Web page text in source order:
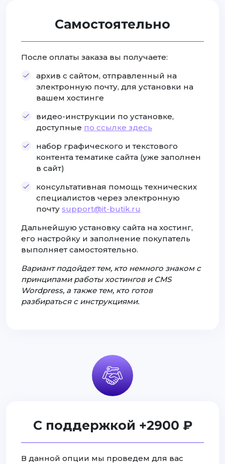
Самостоятельно
После оплаты заказа вы получаете:
архив с сайтом, отправленный на
электронную почту, для установки на
вашем хостинге
видео-инструкции по установке,
доступные по ссылке здесь
набор графического и текстового
контента тематике сайта (уже заполнен
в сайт)
консультативная помощь технических
специалистов через электронную
почту support@it-butik.ru
Дальнейшую установку сайта на хостинг,
его настройку и заполнение покупатель
выполняет самостоятельно.
Вариант подойдет тем, кто немного знаком с
принципами работы хостингов и CMS
Wordpress, а также тем, кто готов
разбираться с инструкциями.
С поддержкой +2900 ₽
В данной опции мы проведем для вас